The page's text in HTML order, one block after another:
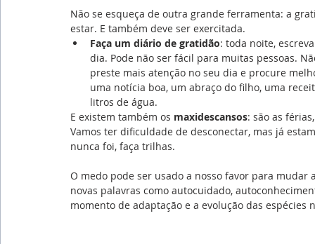
Não se esqueça de outra grande ferramenta: a
estar. E também deve ser exercitada.
Faça um diário de gratidão: toda noite,
dia. Pode não ser fácil para muitas pessoas.
preste mais atenção no seu dia e procure
uma notícia boa, um abraço do filho, uma
litros de água.
E existem também os maxidescansos: são as
Vamos ter dificuldade de desconectar, mas já
nunca foi, faça trilhas.
O medo pode ser usado a nosso favor para
novas palavras como autocuidado,
momento de adaptação e a evolução das espécies